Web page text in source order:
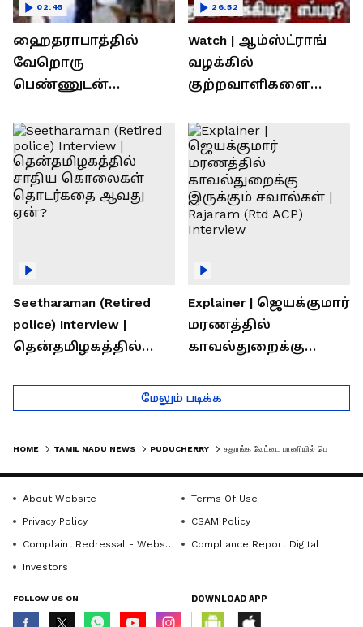
ஹைதராபாத்தில்
வேறொரு
பெண்ணுடன்
தலைவரை மடக்கி
பிடித்த மனைவி
02:45
Watch | ஆம்ஸ்ட்ராங்
வழக்கில்
குற்றவாளிகளை
காவல்துறை? / Rajaram
Rtd ACP Interview
26:52
Seetharaman (Retired
police) Interview |
தென்தமிழகத்தில்
தொடர்கதை ஆவது
ஏன்?
Explainer | ஜெயக்குமார்
மரணத்தில்
காவல்துறைக்கு
Rajaram (Rtd ACP)
Interview
மேலும் படிக்க
HOME TAMIL NADU NEWS PUDUCHERRY
About Website
Terms Of Use
Privacy Policy
CSAM Policy
Complaint Redressal - Website
Compliance Report Digital
Investors
FOLLOW US ON DOWNLOAD APP